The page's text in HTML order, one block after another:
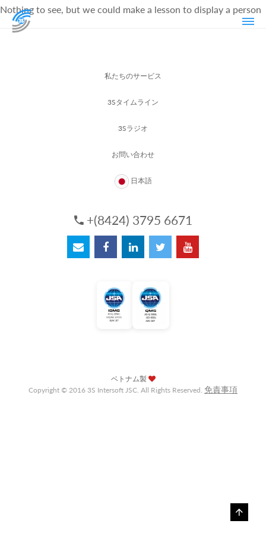
Nothing to see, but we could make a lesson to display a person
私たちのサービス
3Sタイムライン
3Sラジオ
お問い合わせ
日本語
+(8424) 3795 6671
ベトナム製
Copyright © 2016 3S Intersoft JSC. All Rights Reserved. 免責事項